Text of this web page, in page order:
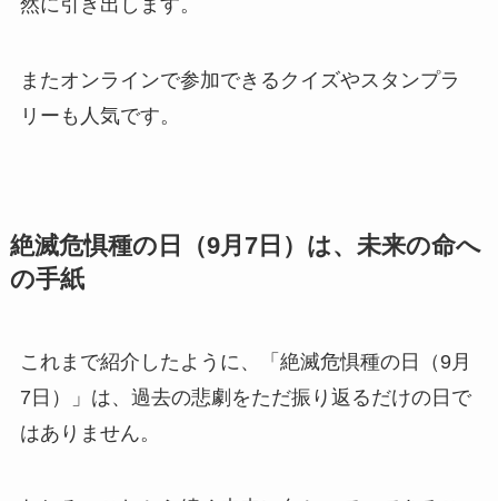
またオンラインで参加できるクイズやスタンプラ
リーも人気です。
絶滅危惧種の日（9月7日）は、未来の命へ
の手紙
これまで紹介したように、「絶滅危惧種の日（9月
7日）」は、過去の悲劇をただ振り返るだけの日で
はありません。